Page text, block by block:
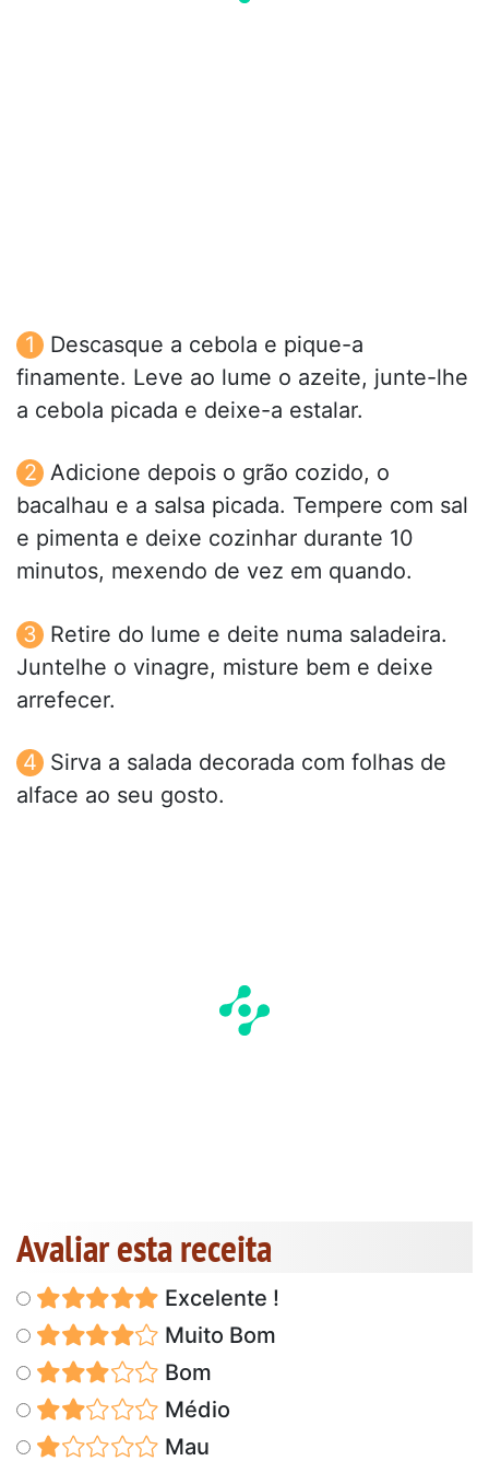
Descasque a cebola e pique-a
finamente. Leve ao lume o azeite, junte-lhe
a cebola picada e deixe-a estalar.
Adicione depois o grão cozido, o
bacalhau e a salsa picada. Tempere com sal
e pimenta e deixe cozinhar durante 10
minutos, mexendo de vez em quando.
Retire do lume e deite numa saladeira.
Juntelhe o vinagre, misture bem e deixe
arrefecer.
Sirva a salada decorada com folhas de
alface ao seu gosto.
Avaliar esta receita
Excelente !
Muito Bom
Bom
Médio
Mau